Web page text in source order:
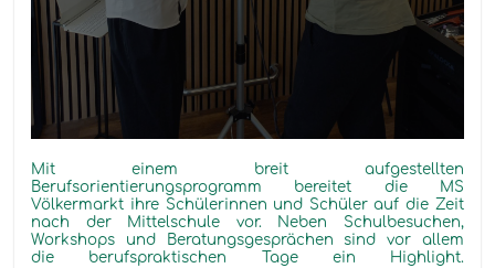
Mit einem breit aufgestellten
Berufsorientierungsprogramm bereitet die MS
Völkermarkt ihre Schülerinnen und Schüler auf die Zeit
nach der Mittelschule vor. Neben Schulbesuchen,
Workshops und Beratungsgesprächen sind vor allem
die berufspraktischen Tage ein Highlight.